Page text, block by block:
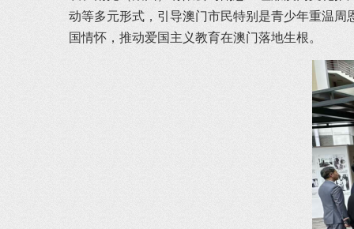
动等多元形式，引导澳门市民特别是青少年重温
国情怀，推动爱国主义教育在澳门落地生根。